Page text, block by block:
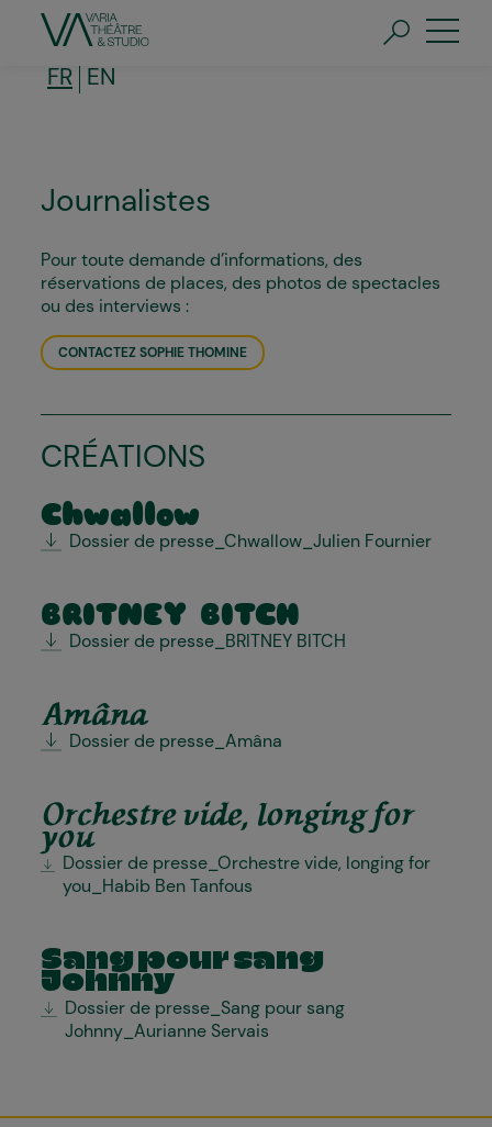
contenu
FR EN
Journalistes
Pour toute demande d’informations, des
réservations de places, des photos de spectacles
ou des interviews :
CONTACTEZ SOPHIE THOMINE
CRÉATIONS
Chwallow
Dossier de presse_Chwallow_Julien Fournier
BRITNEY BITCH
Dossier de presse_BRITNEY BITCH
Amâna
Dossier de presse_Amâna
Orchestre vide, longing for
you
Dossier de presse_Orchestre vide, longing for
you_Habib Ben Tanfous
Sang pour sang
Johnny
Dossier de presse_Sang pour sang
Johnny_Aurianne Servais